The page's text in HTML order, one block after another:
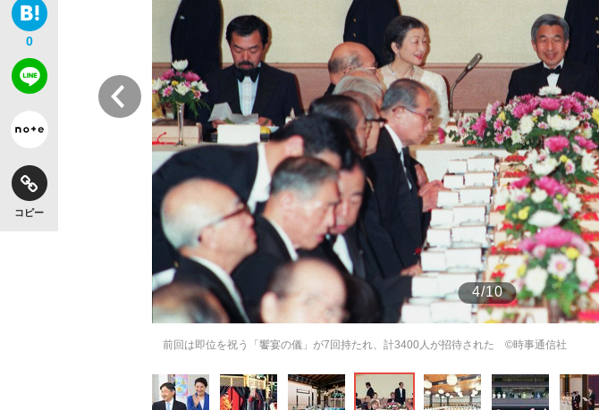
「目標達成できなかったからと言って…」サッカー日本代表・森保一監督...
もっ
the Style
もっ
0
コピー
4/10
前回は即位を祝う「饗宴の儀」が7回持たれ、計3400人が招待された ©時事通信社
前